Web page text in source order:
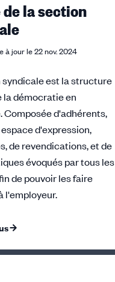
de la section
à jour le 22 nov. 2024
syndicale est la structure
la démocratie en
Composée d'adhérents,
d'expression,
de revendications, et de
évoqués par tous les
de pouvoir les faire
l'employeur.